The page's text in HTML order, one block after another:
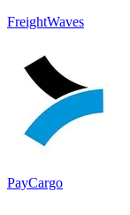
FreightWaves
PayCargo